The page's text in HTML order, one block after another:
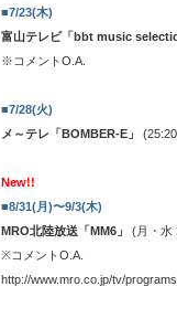
■7/23(木)
富山テレビ「bbt music
※コメントO.A.
■7/28(火)
メ～テレ「BOMBER-E」
New!!
■8/31(月)〜9/3(木)
MRO北陸放送「MM6 」 (月・水
※コメントO.A.
http://www.mro.co.jp/tv/